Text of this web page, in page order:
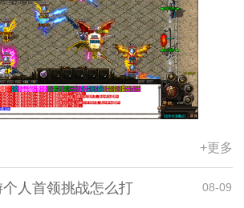
+更多
人首领挑战怎么打 08-09